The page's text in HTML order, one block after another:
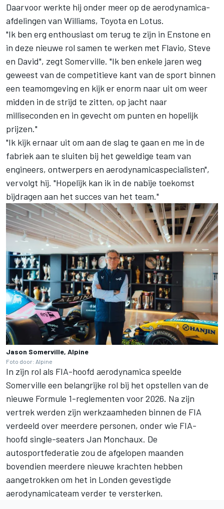
Daarvoor werkte hij onder meer op de aerodynamica-
afdelingen van Williams, Toyota en Lotus.
"Ik ben erg enthousiast om terug te zijn in Enstone en
in deze nieuwe rol samen te werken met Flavio, Steve
en David", zegt Somerville. "Ik ben enkele jaren weg
geweest van de competitieve kant van de sport binnen
een teamomgeving en kijk er enorm naar uit om weer
midden in de strijd te zitten, op jacht naar
milliseconden en in gevecht om punten en hopelijk
prijzen."
"Ik kijk ernaar uit om aan de slag te gaan en me in de
fabriek aan te sluiten bij het geweldige team van
engineers, ontwerpers en aerodynamicaspecialisten",
vervolgt hij. "Hopelijk kan ik in de nabije toekomst
bijdragen aan het succes van het team."
Jason Somerville, Alpine
Foto door: Alpine
In zijn rol als FIA-hoofd aerodynamica speelde
Somerville een belangrijke rol bij het opstellen van de
nieuwe Formule 1-reglementen voor 2026. Na zijn
vertrek werden zijn werkzaamheden binnen de FIA
verdeeld over meerdere personen, onder wie FIA-
hoofd single-seaters Jan Monchaux. De
autosportfederatie zou de afgelopen maanden
bovendien meerdere nieuwe krachten hebben
aangetrokken om het in Londen gevestigde
aerodynamicateam verder te versterken.